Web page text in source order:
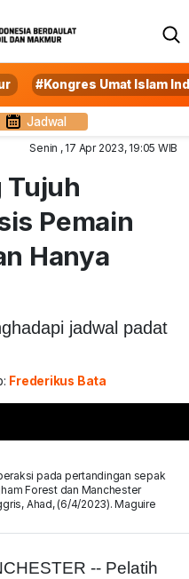
#Kongres Umat Islam
Jadwal
Senin , 17 Apr 2023, 19:05 WIB
Tujuh
Pemain
Hanya
jadwal padat
Frederikus Bata
pada pertandingan sepak
Forest dan Manchester
Ahad, (6/4/2023). Maguire
-- Pelatih